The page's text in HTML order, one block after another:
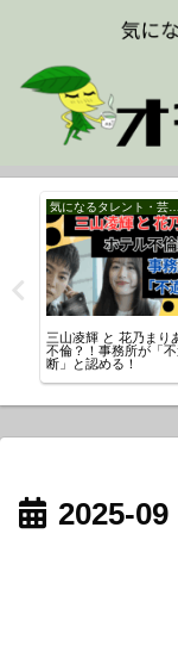
気になるタレント・芸能人
三山凌輝 と 花乃まり
不倫？！事務所が「
断」と認める！
2025-09